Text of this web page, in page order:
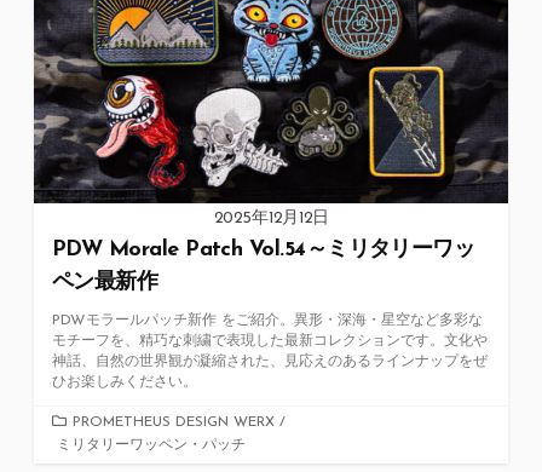
2025年12月12日
PDW Morale Patch Vol.54～ミリタリーワッ
ペン最新作
PDWモラールパッチ新作 をご紹介。異形・深海・星空など多彩な
モチーフを、精巧な刺繍で表現した最新コレクションです。文化や
神話、自然の世界観が凝縮された、見応えのあるラインナップをぜ
ひお楽しみください。
カ
テ
PROMETHEUS DESIGN WERX /
ミリタリーワッペン・パッチ